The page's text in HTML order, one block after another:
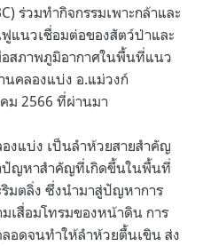
ร่วมทำกิจกรรมเพาะกล้าและ
แนวเชื่อมต่อของสัตว์ป่าและ
อสภาพภูมิอากาศในพื้นที่แนว
คลองแบ่ง อ.แม่วงก์
ม 2566 ที่ผ่านมา
งแบ่ง เป็นลำห้วยสายสำคัญ
ปัญหาสำคัญที่เกิดขึ้นในพื้นที่
มตลิ่ง ซึ่งนำมาสู่ปัญหาการ
เสื่อมโทรมของหน้าดิน การ
อดจนทำให้ลำห้วยตื้นเขิน ส่ง